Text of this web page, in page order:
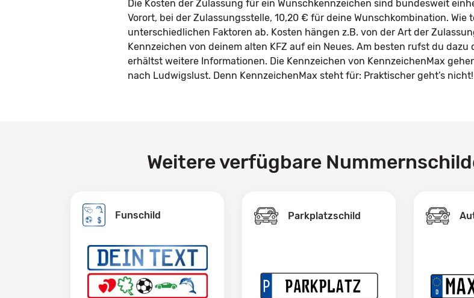
Die Kosten der Zulassung für ein Wunschkennzeichen sind bundesweit
Vorort, bei der Zulassungsstelle, 10,20 € für deine Wunschkombination.
unterschiedlichen Faktoren ab. Kosten hängen z.B. von der Art der
Kennzeichen von deinem alten KFZ auf ein Neues. Am besten rufst du
erhältst weitere Informationen. Die Kennzeichen von KennzeichenMax
nach Ludwigslust. Denn KennzeichenMax steht für: Praktischer geht’s nicht!
Weitere verfügbare
Funschild Parkplatzschild